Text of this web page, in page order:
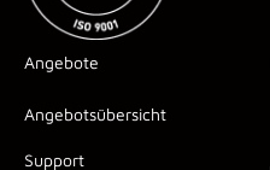
Angebote
Angebotsübersicht
Support